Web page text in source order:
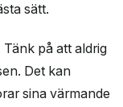
sätt.
Tänk på att aldrig
Det kan
sina värmande